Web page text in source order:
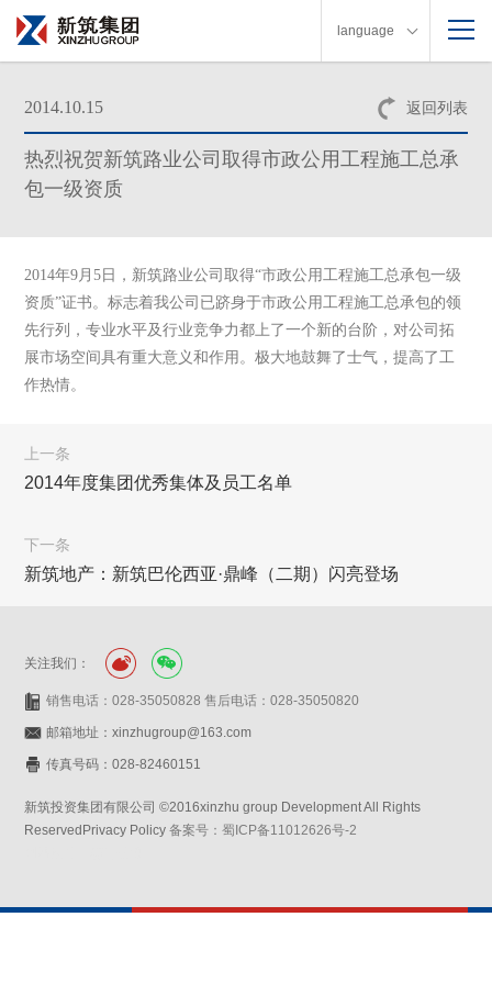
language
返回列表
2014.10.15
热烈祝贺新筑路业公司取得市政公用工程施工总承
包一级资质
2014年9月5日，新筑路业公司取得“市政公用工程施工总承包一级
资质”证书。标志着我公司已跻身于市政公用工程施工总承包的领
先行列，专业水平及行业竞争力都上了一个新的台阶，对公司拓
展市场空间具有重大意义和作用。极大地鼓舞了士气，提高了工
作热情。
上一条
2014年度集团优秀集体及员工名单
下一条
新筑地产：新筑巴伦西亚·鼎峰（二期）闪亮登场
关注我们：
销售电话：028-35050828 售后电话：028-35050820
邮箱地址：xinzhugroup@163.com
传真号码：028-82460151
新筑投资集团有限公司 ©2016xinzhu group Development All Rights
ReservedPrivacy Policy备案号：蜀ICP备11012626号-2